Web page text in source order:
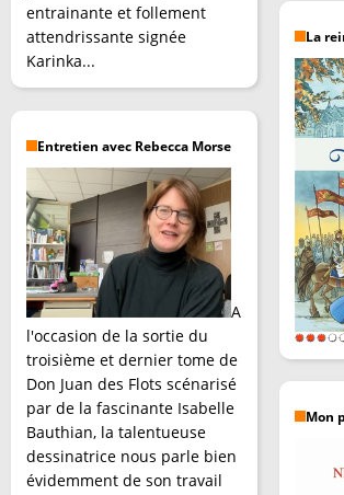
entrainante et follement
attendrissante signée
Karinka...
Entretien avec Rebecca Morse
A
l'occasion de la sortie du
troisième et dernier tome de
Don Juan des Flots scénarisé
par de la fascinante Isabelle
Bauthian, la talentueuse
dessinatrice nous parle bien
évidemment de son travail
La
Mon